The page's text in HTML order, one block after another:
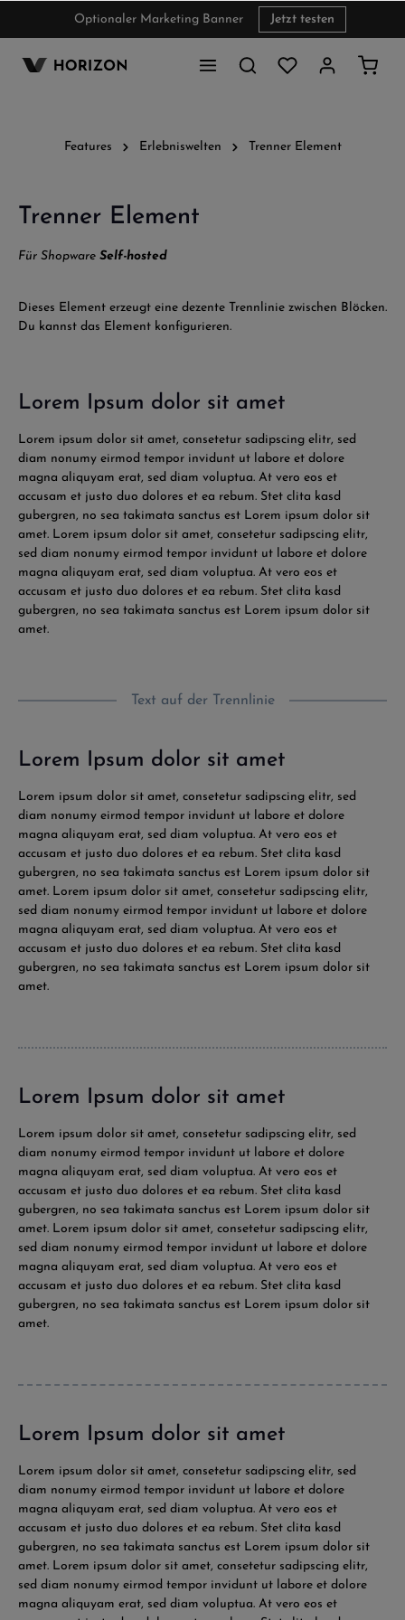
springenOptionaler Marketing Banner Jetzt testen
Features Erlebniswelten Trenner Element
Trenner Element
Für Shopware Self-hosted
Dieses Element erzeugt eine dezente Trennlinie zwischen Blöcken.
Du kannst das Element konfigurieren.
Lorem Ipsum dolor sit amet
Lorem ipsum dolor sit amet, consetetur sadipscing elitr, sed
diam nonumy eirmod tempor invidunt ut labore et dolore
magna aliquyam erat, sed diam voluptua. At vero eos et
accusam et justo duo dolores et ea rebum. Stet clita kasd
gubergren, no sea takimata sanctus est Lorem ipsum dolor sit
amet. Lorem ipsum dolor sit amet, consetetur sadipscing elitr,
sed diam nonumy eirmod tempor invidunt ut labore et dolore
magna aliquyam erat, sed diam voluptua. At vero eos et
accusam et justo duo dolores et ea rebum. Stet clita kasd
gubergren, no sea takimata sanctus est Lorem ipsum dolor sit
amet.
Text auf der Trennlinie
Lorem Ipsum dolor sit amet
Lorem ipsum dolor sit amet, consetetur sadipscing elitr, sed
diam nonumy eirmod tempor invidunt ut labore et dolore
magna aliquyam erat, sed diam voluptua. At vero eos et
accusam et justo duo dolores et ea rebum. Stet clita kasd
gubergren, no sea takimata sanctus est Lorem ipsum dolor sit
amet. Lorem ipsum dolor sit amet, consetetur sadipscing elitr,
sed diam nonumy eirmod tempor invidunt ut labore et dolore
magna aliquyam erat, sed diam voluptua. At vero eos et
accusam et justo duo dolores et ea rebum. Stet clita kasd
gubergren, no sea takimata sanctus est Lorem ipsum dolor sit
amet.
Lorem Ipsum dolor sit amet
Lorem ipsum dolor sit amet, consetetur sadipscing elitr, sed
diam nonumy eirmod tempor invidunt ut labore et dolore
magna aliquyam erat, sed diam voluptua. At vero eos et
accusam et justo duo dolores et ea rebum. Stet clita kasd
gubergren, no sea takimata sanctus est Lorem ipsum dolor sit
amet. Lorem ipsum dolor sit amet, consetetur sadipscing elitr,
sed diam nonumy eirmod tempor invidunt ut labore et dolore
magna aliquyam erat, sed diam voluptua. At vero eos et
accusam et justo duo dolores et ea rebum. Stet clita kasd
gubergren, no sea takimata sanctus est Lorem ipsum dolor sit
amet.
Lorem Ipsum dolor sit amet
Lorem ipsum dolor sit amet, consetetur sadipscing elitr, sed
diam nonumy eirmod tempor invidunt ut labore et dolore
magna aliquyam erat, sed diam voluptua. At vero eos et
accusam et justo duo dolores et ea rebum. Stet clita kasd
gubergren, no sea takimata sanctus est Lorem ipsum dolor sit
amet. Lorem ipsum dolor sit amet, consetetur sadipscing elitr,
sed diam nonumy eirmod tempor invidunt ut labore et dolore
magna aliquyam erat, sed diam voluptua. At vero eos et